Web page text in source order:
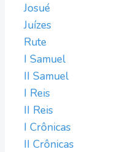
Josué
Juízes
Rute
I Samuel
II Samuel
I Reis
II Reis
I Crônicas
II Crônicas